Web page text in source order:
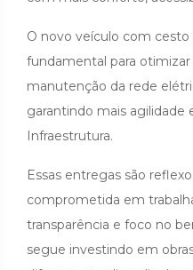
O novo veículo com cesto
fundamental para
manutenção da rede
garantindo mais agilidade
Infraestrutura.
Essas entregas são
comprometida em
transparência e foco no
segue investindo em